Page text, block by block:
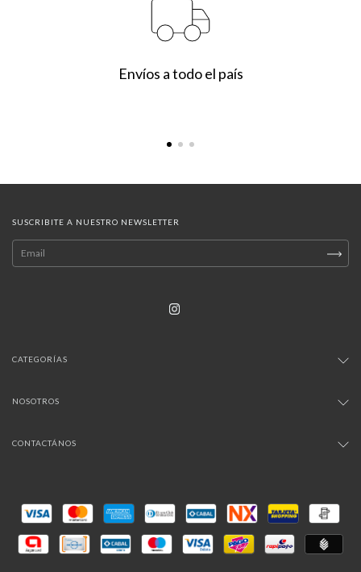
Envíos a todo el país
SUSCRIBITE A NUESTRO NEWSLETTER
CATEGORÍAS
NOSOTROS
CONTACTÁNOS